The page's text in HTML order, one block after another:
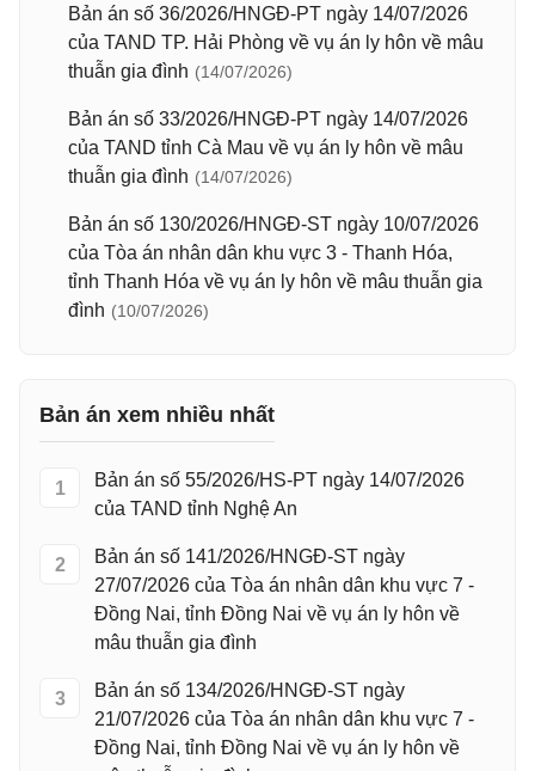
Bản án số 36/2026/HNGĐ-PT ngày 14/07/2026
của TAND TP. Hải Phòng về vụ án ly hôn về mâu
thuẫn gia đình (14/07/2026)
Bản án số 33/2026/HNGĐ-PT ngày 14/07/2026
của TAND tỉnh Cà Mau về vụ án ly hôn về mâu
thuẫn gia đình (14/07/2026)
Bản án số 130/2026/HNGĐ-ST ngày 10/07/2026
của Tòa án nhân dân khu vực 3 - Thanh Hóa,
tỉnh Thanh Hóa về vụ án ly hôn về mâu thuẫn gia
đình (10/07/2026)
Bản án xem nhiều nhất
1
Bản án số 55/2026/HS-PT ngày 14/07/2026
của TAND tỉnh Nghệ An
2
Bản án số 141/2026/HNGĐ-ST ngày
27/07/2026 của Tòa án nhân dân khu vực 7 -
Đồng Nai, tỉnh Đồng Nai về vụ án ly hôn về
mâu thuẫn gia đình
3
Bản án số 134/2026/HNGĐ-ST ngày
21/07/2026 của Tòa án nhân dân khu vực 7 -
Đồng Nai, tỉnh Đồng Nai về vụ án ly hôn về